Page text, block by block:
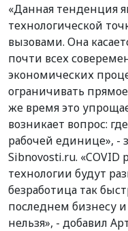
«Данная тенденция
технологической
вызовами. Она
почти всех
экономических
ограничивать
же время это
возникает вопрос:
рабочей единице», -
Sibnovosti.ru. «COVID
технологии будут
безработица так
последнем бизнесу
нельзя», - добавил